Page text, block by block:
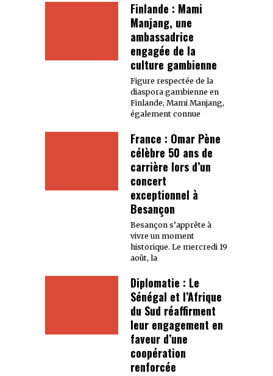
Finlande : Mami
Manjang, une
ambassadrice
engagée de la
culture gambienne
Figure respectée de la
diaspora gambienne en
Finlande, Mami Manjang,
également connue
France : Omar Pène
célèbre 50 ans de
carrière lors d’un
concert
exceptionnel à
Besançon
Besançon s’apprête à
vivre un moment
historique. Le mercredi 19
août, la
Diplomatie : Le
Sénégal et l’Afrique
du Sud réaffirment
leur engagement en
faveur d’une
coopération
renforcée